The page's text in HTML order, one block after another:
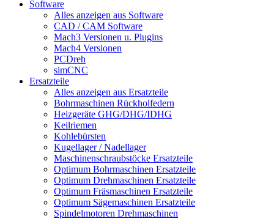
Software
Alles anzeigen aus Software
CAD / CAM Software
Mach3 Versionen u. Plugins
Mach4 Versionen
PCDreh
simCNC
Ersatzteile
Alles anzeigen aus Ersatzteile
Bohrmaschinen Rückholfedern
Heizgeräte GHG/DHG/IDHG
Keilriemen
Kohlebürsten
Kugellager / Nadellager
Maschinenschraubstöcke Ersatzteile
Optimum Bohrmaschinen Ersatzteile
Optimum Drehmaschinen Ersatzteile
Optimum Fräsmaschinen Ersatzteile
Optimum Sägemaschinen Ersatzteile
Spindelmotoren Drehmaschinen